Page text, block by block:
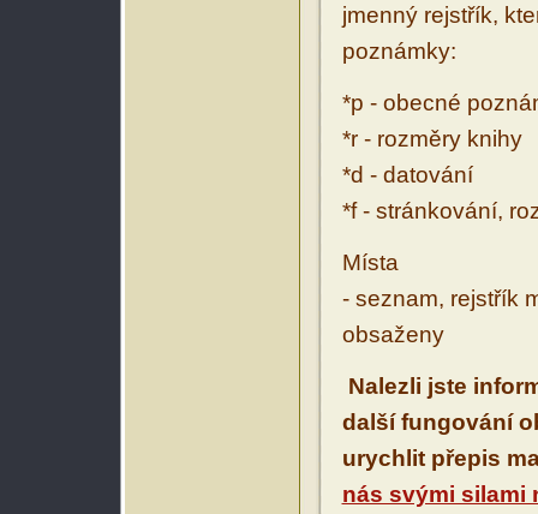
jmenný rejstřík,
poznámky:
*p - obecné
*r - rozměry knihy
*d - datování
*f - stránkování,
Místa
- seznam, rejstřík
obsaženy
Nalezli jste
další fungování
urychlit přepis
nás svými silami